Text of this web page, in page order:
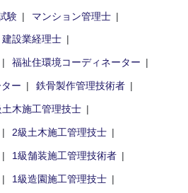
験
マンション管理士
建設業経理士
福祉住環境コーディネーター
ー
鉄骨製作管理技術者
土木施工管理技士
2級土木施工管理技士
1級舗装施工管理技術者
1級造園施工管理技士